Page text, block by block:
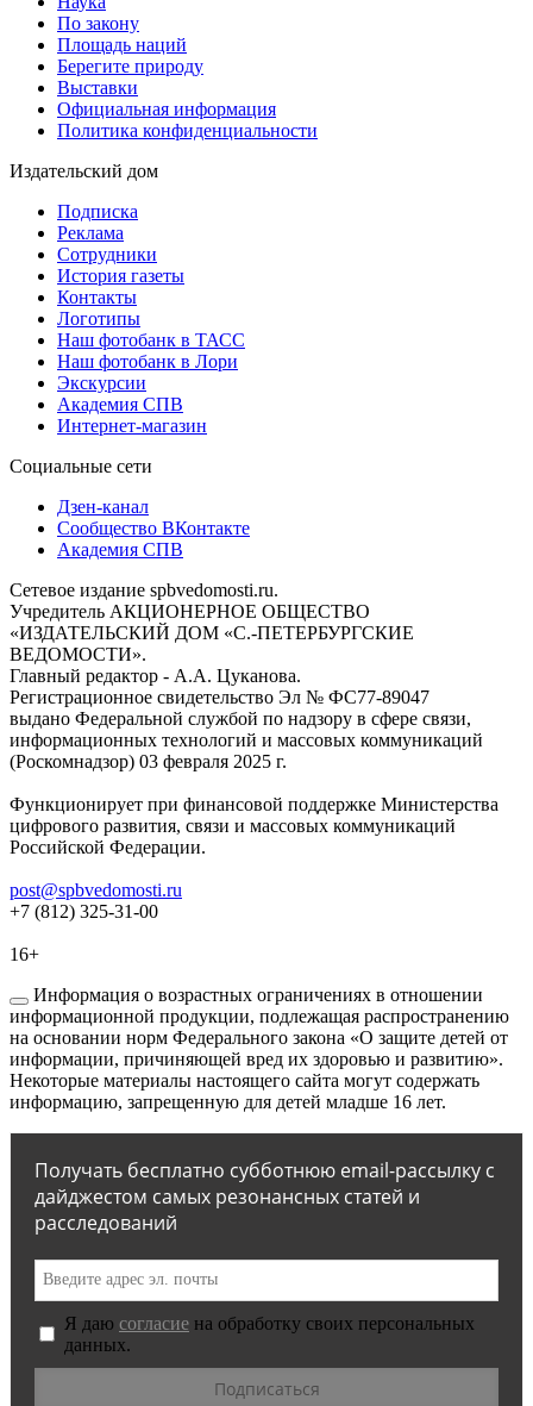
По закону
Площадь наций
Берегите природу
Выставки
Официальная информация
Политика конфиденциальности
Издательский дом
Подписка
Реклама
Сотрудники
История газеты
Контакты
Логотипы
Наш фотобанк в ТАСС
Наш фотобанк в Лори
Экскурсии
Академия СПВ
Интернет-магазин
Социальные сети
Дзен-канал
Сообщество ВКонтакте
Академия СПВ
Сетевое издание spbvedomosti.ru.
Учредитель АКЦИОНЕРНОЕ ОБЩЕСТВО
«ИЗДАТЕЛЬСКИЙ ДОМ «С.-ПЕТЕРБУРГСКИЕ
ВЕДОМОСТИ».
Главный редактор - А.А. Цуканова.
Регистрационное свидетельство Эл № ФС77-89047
выдано Федеральной службой по надзору в сфере связи,
информационных технологий и массовых коммуникаций
(Роскомнадзор) 03 февраля 2025 г.
Функционирует при финансовой поддержке Министерства
цифрового развития, связи и массовых коммуникаций
Российской Федерации.
post@spbvedomosti.ru
+7 (812) 325-31-00
16+
Информация о возрастных ограничениях в отношении
информационной продукции, подлежащая распространению
на основании норм Федерального закона «О защите детей от
информации, причиняющей вред их здоровью и развитию».
Некоторые материалы настоящего сайта могут содержать
информацию, запрещенную для детей младше 16 лет.
Получать бесплатно субботнюю email-рассылку с
дайджестом самых резонансных статей и
расследований
Я даю согласие на обработку своих персональных
данных.